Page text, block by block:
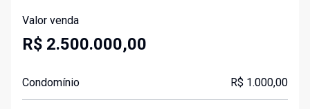
Valor venda
R$ 2.500.000,00
Condomínio R$ 1.000,00